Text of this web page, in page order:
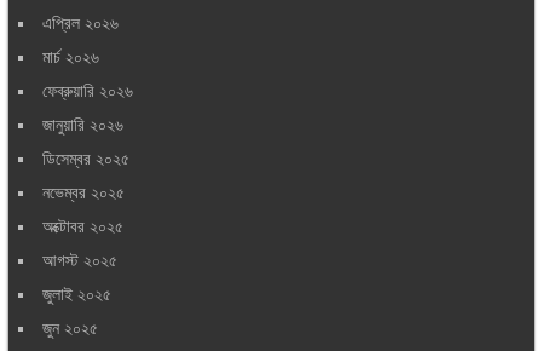
এপ্রিল ২০২৬
মার্চ ২০২৬
ফেব্রুয়ারি ২০২৬
জানুয়ারি ২০২৬
ডিসেম্বর ২০২৫
নভেম্বর ২০২৫
অক্টোবর ২০২৫
আগস্ট ২০২৫
জুলাই ২০২৫
জুন ২০২৫